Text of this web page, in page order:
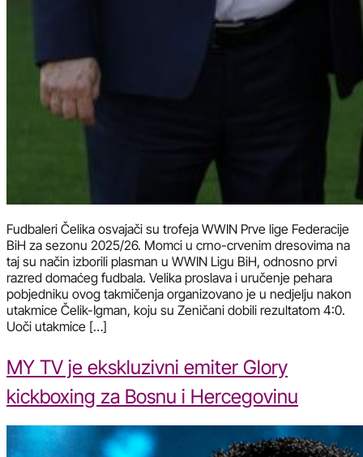
Fudbaleri Čelika osvajači su trofeja WWIN Prve lige Federacije
BiH za sezonu 2025/26. Momci u crno-crvenim dresovima na
taj su način izborili plasman u WWIN Ligu BiH, odnosno prvi
razred domaćeg fudbala. Velika proslava i uručenje pehara
pobjedniku ovog takmičenja organizovano je u nedjelju nakon
utakmice Čelik-Igman, koju su Zeničani dobili rezultatom 4:0.
Uoči utakmice […]
MY TV je ekskluzivni emiter Glory
kickboxing za Bosnu i Hercegovinu